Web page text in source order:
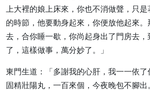
上大裡的娘上床來，你也不消做聲，只
的時節，他要動身起來，你便放他起來
去，合你睡一歇，你尚起身出了門房去
了，這樣做事，萬分妙了。」
東門生道：「多謝我的心肝，我一一依了
固精壯陽丸，一百來個，今夜晚包不腳出